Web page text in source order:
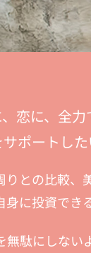
恋に、全力
ポートし
との比較、
に投資でき
無駄にしない